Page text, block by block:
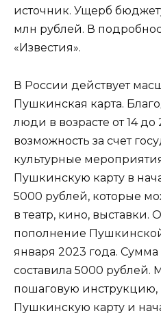
источник. Ущерб
млн рублей. В
«Известия».
В России действует
Пушкинская карта.
люди в возрасте от 14
возможность за счет
культурные
Пушкинскую карту в
5000 рублей, которые
в театр, кино, выставки.
пополнение
января 2023 года.
составила 5000 рублей.
пошаговую инструкцию,
Пушкинскую карту и